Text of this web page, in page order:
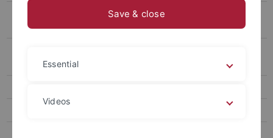
Licht ins Dunkle: Wie KriFoBW Baden-Württembergs
Sicherheitslage sichtbar macht
Jahr Cannabisgesetz
Save & close
Essential
Videos